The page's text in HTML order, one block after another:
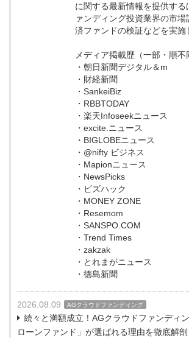
に関する最新情報を提供する
ァンディング投資業界の市場
済ファンドの検証などを実施
メディア掲載歴（一部・順不
・朝日新聞デジタル＆m
・財経新聞
・SankeiBiz
・RBBTODAY
・楽天Infoseekニュース
・excite.ニュース
・BIGLOBEニュース
・@nifty ビジネス
・Mapionニュース
・NewsPicks
・ビズハック
・MONEY ZONE
・Resemom
・SANSPO.COM
・Trend Times
・zakzak
・とれまがニュース
・徳島新聞
2026.08.09 AGクラウドファンディング
続々と満額成立！AGクラウドファンディ
ローンファンド」が選ばれる理由を徹底解